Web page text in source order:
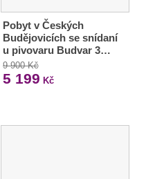
Pobyt v Českých
Budějovicích se snídaní
u pivovaru Budvar 3…
9 900 Kč
5 199 Kč